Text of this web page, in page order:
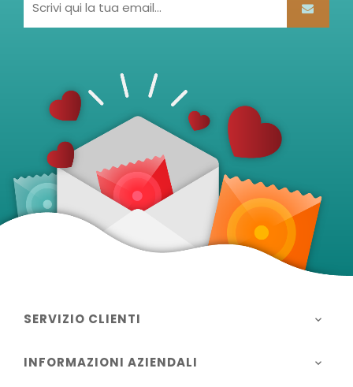
SERVIZIO CLIENTI 
INFORMAZIONI AZIENDALI 